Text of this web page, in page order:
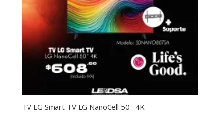
TV LG Smart TV LG NanoCell 50¨ 4K